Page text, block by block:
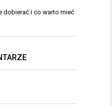
dobierać i co warto mieć